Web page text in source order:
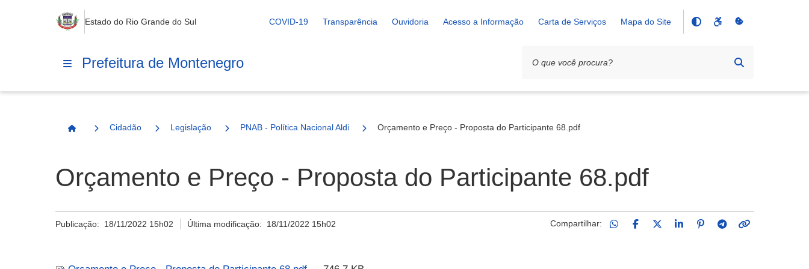
Estado do Rio Grande do Sul COVID-19 Transparência Ouvidoria Acesso a Informação Carta de Serviços Mapa do Site
Prefeitura de Montenegro
Página Inicial
Cidadão Legislação PNAB - Política Nacional Aldir Blanc Orçamento e Preço - Proposta do Participante 68.pdf
Orçamento e Preço - Proposta do Participante 68.pdf
Publicação: 18/11/2022 15h02 Última modificação: 18/11/2022 15h02 Compartilhar: